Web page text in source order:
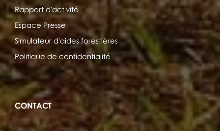
Rapport d'activité
Espace Presse
Simulateur d'aides forestières
Politique de confidentialité
CONTACT